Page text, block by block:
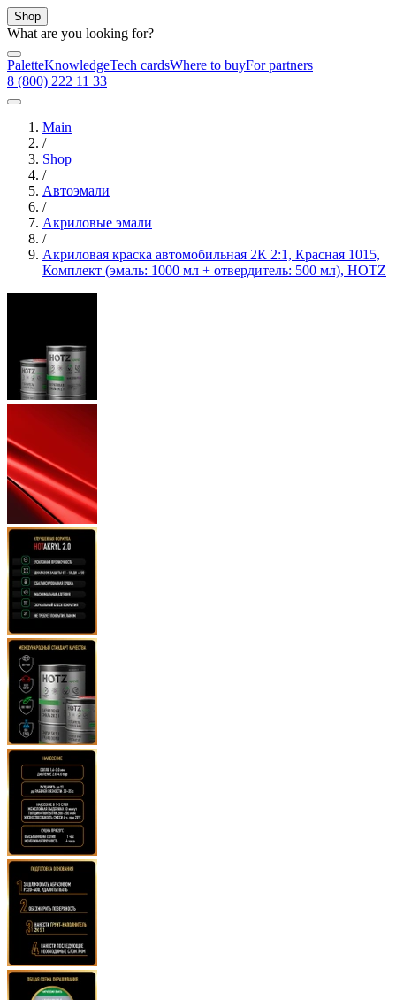
Shop
What are you looking for?
PaletteKnowledgeTech cardsWhere to buyFor partners
8 (800) 222 11 33
Main
/
Shop
/
Автоэмали
/
Акриловые эмали
/
Акриловая краска автомобильная 2К 2:1, Красная 1015,
Комплект (эмаль: 1000 мл + отвердитель: 500 мл), HOTZ